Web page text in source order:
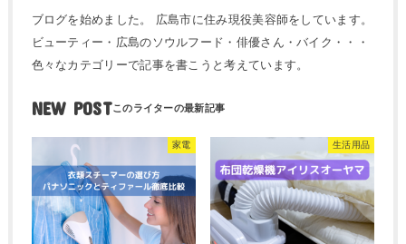
ブログを始めました。 広島市に住み現役美容師をしています。
ビューティー・広島のソウルフード・俳優さん・バイク・・・
色々なカテゴリーで記事を書こうと考えています。
NEW POST
家電 生活用品